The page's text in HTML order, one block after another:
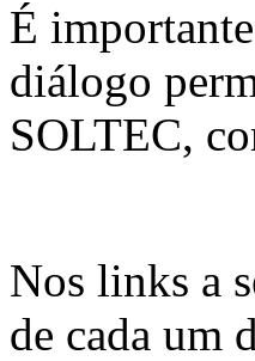
É
diálogo
SOLTEC,
Nos links a
de cada um